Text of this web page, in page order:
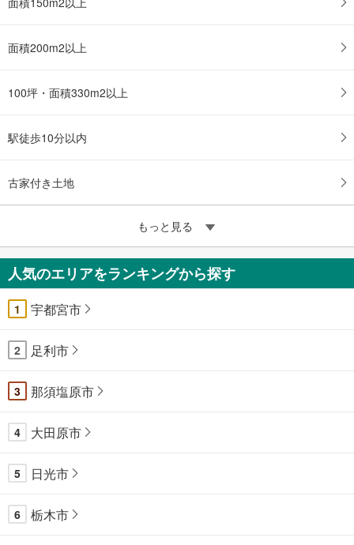
面積200m2以上
100坪・面積330m2以上
駅徒歩10分以内
古家付き土地
もっと見る
人気のエリアをランキングから探す
1 宇都宮市
2 足利市
3 那須塩原市
4 大田原市
5 日光市
6 栃木市